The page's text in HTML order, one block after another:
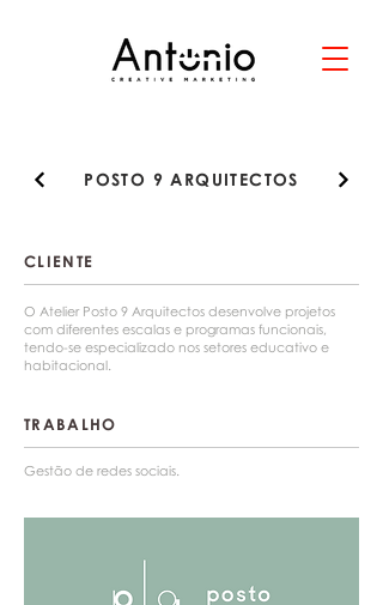
POSTO 9 ARQUITECTOS
CLIENTE
O Atelier Posto 9 Arquitectos desenvolve projetos
com diferentes escalas e programas funcionais,
tendo-se especializado nos setores educativo e
habitacional.
TRABALHO
Gestão de redes sociais.